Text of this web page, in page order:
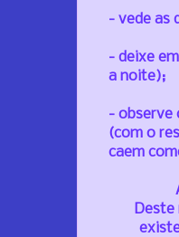
- vede as
- deixe
a noite);
- observe
(com o
caem
Deste